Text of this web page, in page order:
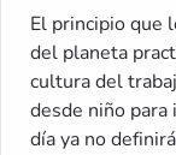
El principio que
del planeta
cultura del
desde niño
día ya no